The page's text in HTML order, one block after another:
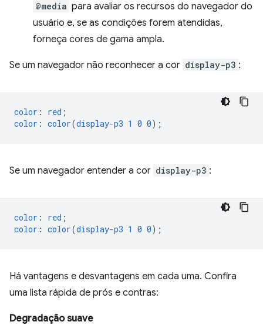
@media para avaliar os recursos do navegador do
usuário e, se as condições forem atendidas,
forneça cores de gama ampla.
Se um navegador não reconhecer a cor display-p3 :
color : red ;
color : color(display-p3 1 0 0);
Se um navegador entender a cor display-p3 :
color : red ;
color : color(display-p3 1 0 0);
Há vantagens e desvantagens em cada uma. Confira
uma lista rápida de prós e contras:
Degradação suave